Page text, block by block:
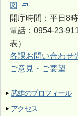
図
開庁時間：平日8
電話：0954-23-
表）
各課お問い合わせ
ご意見・ご要望
武雄のプロフィール
アクセス